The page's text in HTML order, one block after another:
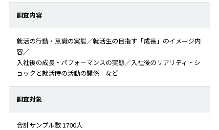
調査内容
就活の行動・意識の実態／就活生の目指す「成長」のイメージ内
容／
入社後の成長・パフォーマンスの実態／入社後のリアリティ・シ
ョックと就活時の活動の関係 など
調査対象
合計サンプル数 1700人